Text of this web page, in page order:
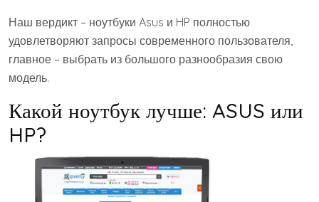
Наш вердикт – ноутбуки Asus и HP полностью
удовлетворяют запросы современного пользователя,
главное – выбрать из большого разнообразия свою
модель.
Какой ноутбук лучше: ASUS или
HP?